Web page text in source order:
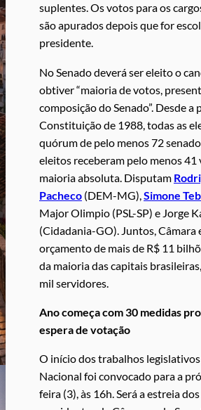
suplentes. Os votos para os
são apurados depois que for
presidente.
No Senado deverá ser eleito o
obtiver “maioria de votos,
composição do Senado”. Desde a
Constituição de 1988, todas as
quórum de pelo menos 72
eleitos receberam pelo menos 41
maioria absoluta. Disputam
Pacheco (DEM-MG), Simone
Major Olimpio (PSL-SP) e Jorge
(Cidadania-GO). Juntos, Câmara
orçamento de mais de R$ 11
da maioria das capitais
mil servidores.
Ano começa com 30 medidas
espera de votação
O início dos trabalhos
Nacional foi convocado para a
feira (3), às 16h. Será a estreia